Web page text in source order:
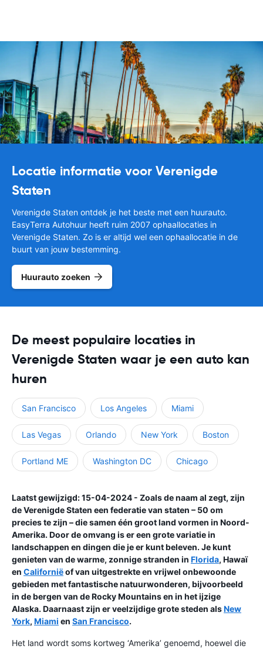
Locatie informatie voor Verenigde
Staten
Verenigde Staten ontdek je het beste met een huurauto.
EasyTerra Autohuur heeft ruim 2007 ophaallocaties in
Verenigde Staten. Zo is er altijd wel een ophaallocatie in de
buurt van jouw bestemming.
Huurauto zoeken
De meest populaire locaties in
Verenigde Staten waar je een auto kan
huren
San Francisco Los Angeles Miami
Las Vegas Orlando New York Boston
Portland ME Washington DC Chicago
Laatst gewijzigd: 15-04-2024 - Zoals de naam al zegt, zijn
de Verenigde Staten een federatie van staten – 50 om
precies te zijn – die samen één groot land vormen in Noord-
Amerika. Door de omvang is er een grote variatie in
landschappen en dingen die je er kunt beleven. Je kunt
genieten van de warme, zonnige stranden in Florida, Hawaï
en Californiëof van uitgestrekte en vrijwel onbewoonde
gebieden met fantastische natuurwonderen, bijvoorbeeld
in de bergen van de Rocky Mountains en in het ijzige
Alaska. Daarnaast zijn er veelzijdige grote steden alsNew
York, Miami en San Francisco.
Het land wordt soms kortweg ‘Amerika’ genoemd, hoewel die